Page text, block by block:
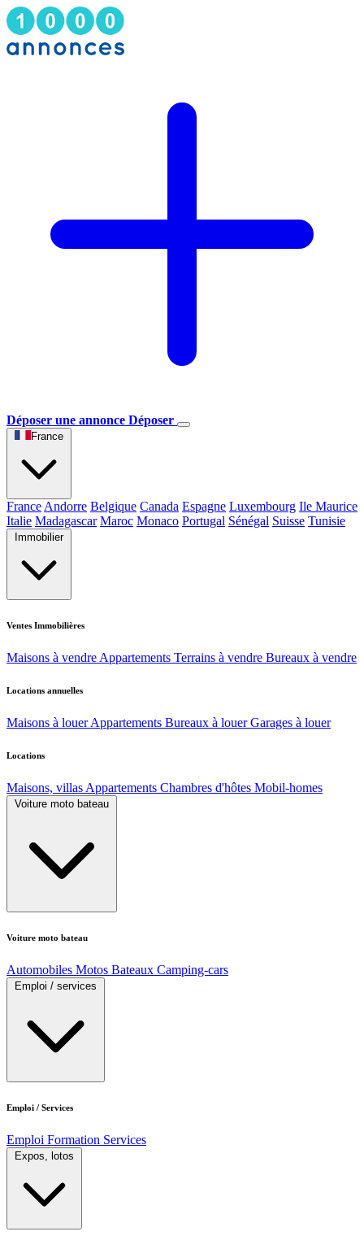
Déposer une annonce Déposer
France
France Andorre Belgique Canada Espagne Luxembourg Ile Maurice
Italie Madagascar Maroc Monaco Portugal Sénégal Suisse Tunisie
Immobilier
Ventes Immobilières
Maisons à vendre Appartements Terrains à vendre Bureaux à vendre
Locations annuelles
Maisons à louer Appartements Bureaux à louer Garages à louer
Locations
Maisons, villas Appartements Chambres d'hôtes Mobil-homes
Voiture moto bateau
Voiture moto bateau
Automobiles Motos Bateaux Camping-cars
Emploi / services
Emploi / Services
Emploi Formation Services
Expos, lotos